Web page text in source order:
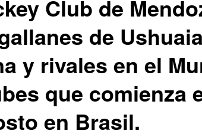
Club de
de
y rivales en el
que comienza
en Brasil.